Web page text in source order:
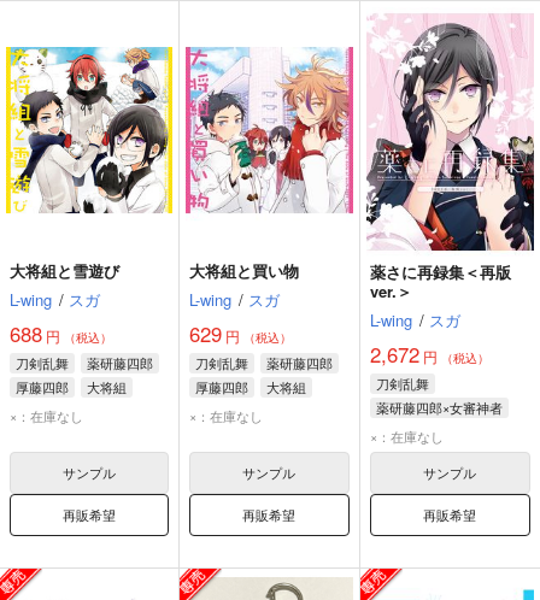
大将組と雪遊び
L-wing / スガ
688 円 （税込）
刀剣乱舞
薬研藤四郎
厚藤四郎
大将組
×：在庫なし
サンプル
再販希望
大将組と買い物
L-wing / スガ
629 円 （税込）
刀剣乱舞
薬研藤四郎
厚藤四郎
大将組
×：在庫なし
サンプル
再販希望
薬さに再録集＜再版
ver.＞
L-wing / スガ
2,672円 （税込）
刀剣乱舞
薬研藤四郎×女審神者
薬研藤四郎
×：在庫なし
サンプル
再販希望